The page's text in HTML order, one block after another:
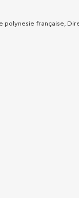
de polynesie